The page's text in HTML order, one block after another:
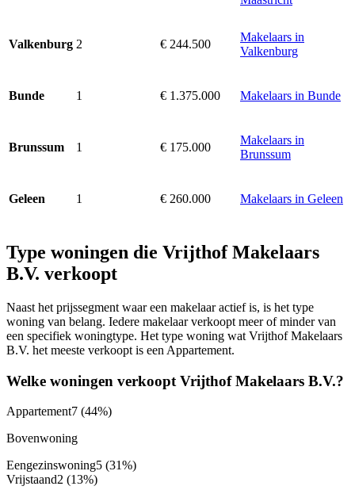
Valkenburg 2 € 244.500
Makelaars in
Valkenburg
Bunde 1 € 1.375.000 Makelaars in Bunde
Brunssum 1 € 175.000
Makelaars in
Brunssum
Geleen 1 € 260.000 Makelaars in Geleen
Type woningen die Vrijthof Makelaars
B.V. verkoopt
Naast het prijssegment waar een makelaar actief is, is het type
woning van belang. Iedere makelaar verkoopt meer of minder van
een specifiek woningtype. Het type woning wat Vrijthof Makelaars
B.V. het meeste verkoopt is een Appartement.
Welke woningen verkoopt Vrijthof Makelaars B.V.?
Appartement7 (44%)
Bovenwoning
Eengezinswoning5 (31%)
Vrijstaand2 (13%)